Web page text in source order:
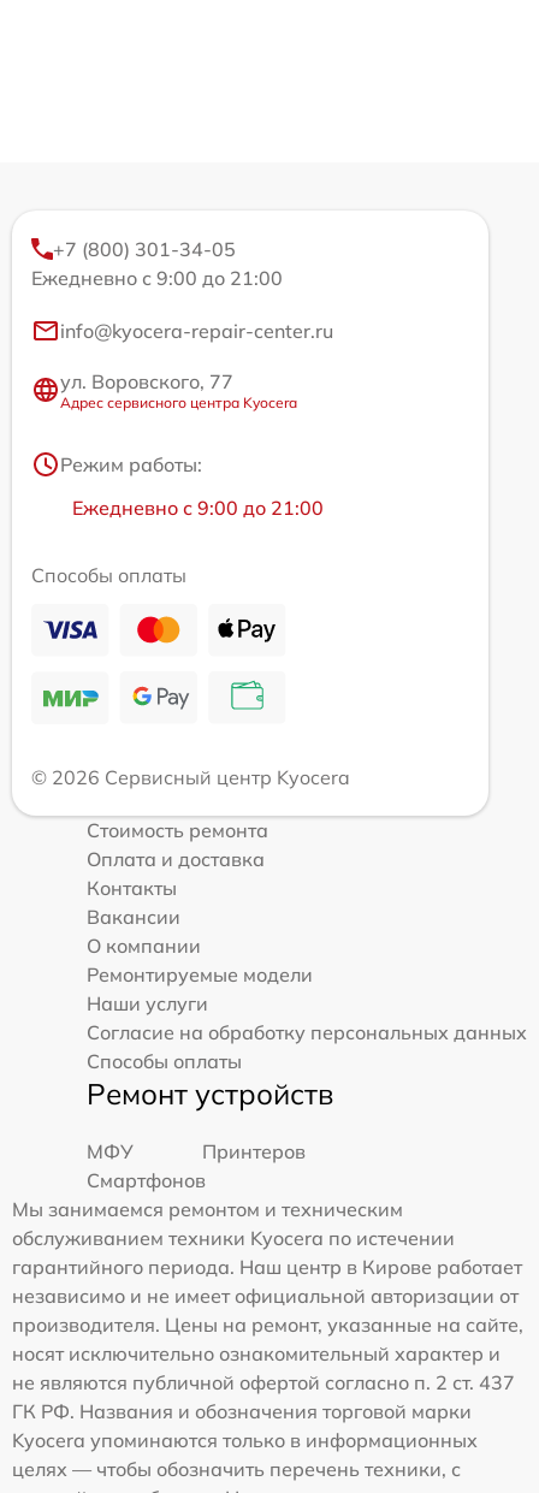
+7 (800) 301-34-05
Ежедневно с 9:00 до 21:00
info@kyocera-repair-center.ru
ул. Воровского, 77
Адрес сервисного центра Kyocera
Режим работы:
Ежедневно с 9:00 до 21:00
Способы оплаты
© 2026 Сервисный центр Kyocera
Стоимость ремонта
Оплата и доставка
Контакты
Вакансии
О компании
Ремонтируемые модели
Наши услуги
Согласие на обработку персональных данных
Способы оплаты
Ремонт устройств
МФУ
Принтеров
Смартфонов
Мы занимаемся ремонтом и техническим
обслуживанием техники Kyocera по истечении
гарантийного периода. Наш центр в Кирове работает
независимо и не имеет официальной авторизации от
производителя. Цены на ремонт, указанные на сайте,
носят исключительно ознакомительный характер и
не являются публичной офертой согласно п. 2 ст. 437
ГК РФ. Названия и обозначения торговой марки
Kyocera упоминаются только в информационных
целях — чтобы обозначить перечень техники, с